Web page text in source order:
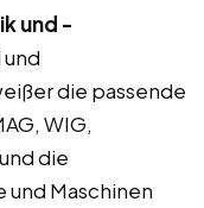
und -
und
die passende
WIG,
die
Maschinen